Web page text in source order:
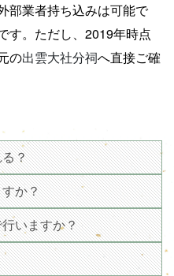
部業者持ち込みは可能で
す。ただし、2019年時点
の出雲大社分祠へ直接ご確
？
か？
いますか？